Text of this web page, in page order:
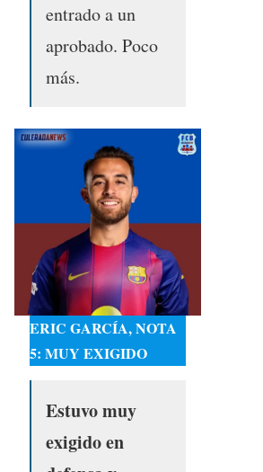
entrado a un
aprobado. Poco
más.
ERIC GARCÍA, NOTA
5: MUY EXIGIDO
Estuvo muy
exigido en